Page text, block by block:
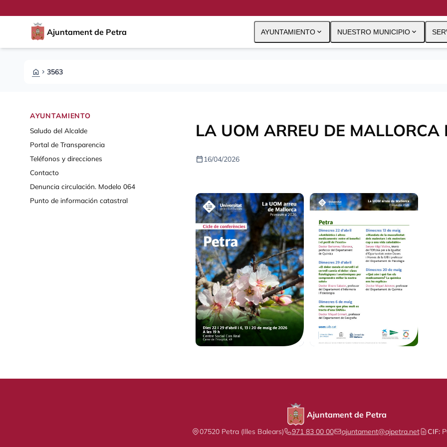
Ajuntament de Petra AYUNTAMIENTO expand_more NUESTRO MUNICIPIO expand_more
HOME CHEVRON_RIGHT 3563
AYUNTAMIENTO
Saludo del Alcalde
Portal de Transparencia
Teléfonos y direcciones
Contacto
Denuncia circulación. Modelo 064
Punto de información catastral
LA UOM ARREU DE
calendar_today16/04/2026
Ajuntament de Petra
07520 Petra (Illes Balears) 971 83 00 00 ajuntament@ajpetra.net CIF: